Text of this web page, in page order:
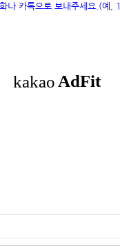
나 카톡으로 보내주세요 .(예 , 1